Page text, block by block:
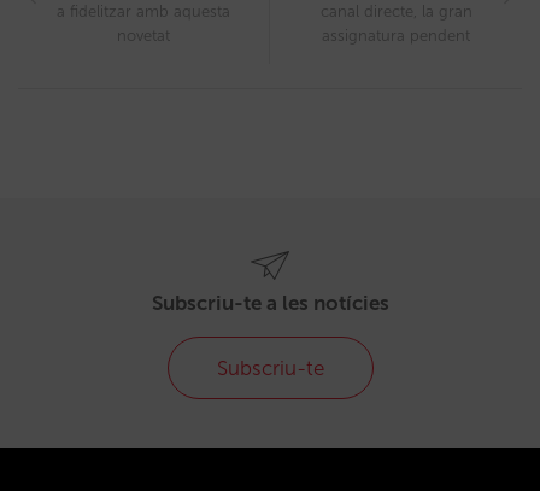
a fidelitzar amb aquesta
novetat
canal directe, la gran
assignatura pendent
Subscriu-te a les notícies
Subscriu-te